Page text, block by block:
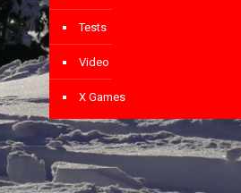
Tests
Video
X Games